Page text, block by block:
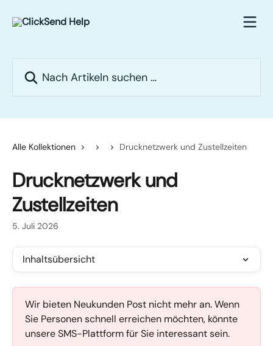
Alle Kollektionen Drucknetzwerk und Zustellzeiten
Drucknetzwerk und
Zustellzeiten
5. Juli 2026
Inhaltsübersicht
Wir bieten Neukunden Post nicht mehr an. Wenn
Sie Personen schnell erreichen möchten, könnte
unsere SMS-Plattform für Sie interessant sein.